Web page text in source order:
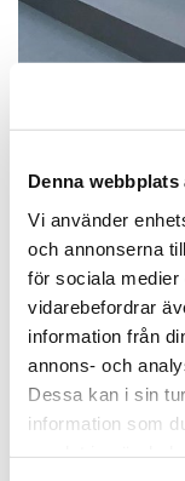
Denna
Vi använder
och annonserna
för sociala
vidarebefordrar
information från
annons- och
Dessa kan i sin
information som